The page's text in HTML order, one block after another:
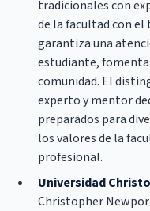
tradicionales con
de la facultad con el
garantiza una
estudiante,
comunidad. El
experto y mentor
preparados para
los valores de la
profesional.
Universidad
Christopher